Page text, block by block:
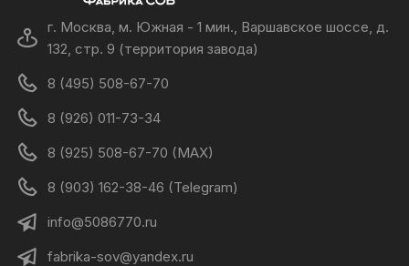
г. Москва, м. Южная - 1 мин., Варшавское шоссе, д.
132, стр. 9 (территория завода)
8 (495) 508-67-70
8 (926) 011-73-34
8 (925) 508-67-70 (MAX)
8 (903) 162-38-46 (Telegram)
info@5086770.ru
fabrika-sov@yandex.ru